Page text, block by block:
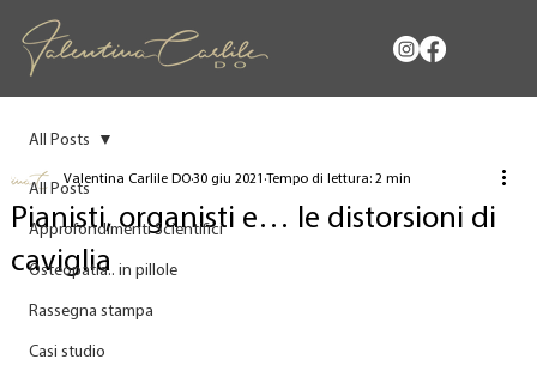
All Posts
Approfondimenti Scientifici
Osteopatia.. in pillole
Rassegna stampa
Casi studio
All Posts
Pianisti, organisti e… le distorsioni di
caviglia
Valentina Carlile DO30 giu 2021 Tempo di lettura: 2 min